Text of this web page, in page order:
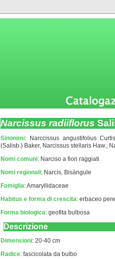
Narcissus radiiflorus
Sinonimi: Narccissus angustifolius
(Salisb.) Baker, Narcissus stellaris Haw.,
Nomi comuni: Narciso a fiori raggiati
Nomi regionali: Narcìs, Bisàngule
Famiglia: Amaryllidaceae
Habitus e forma di crescita: erbaceo
Forma biologica: geofita bulbosa
Descrizione
Dimensioni: 20-40 cm
Radice: fascicolata da bulbo